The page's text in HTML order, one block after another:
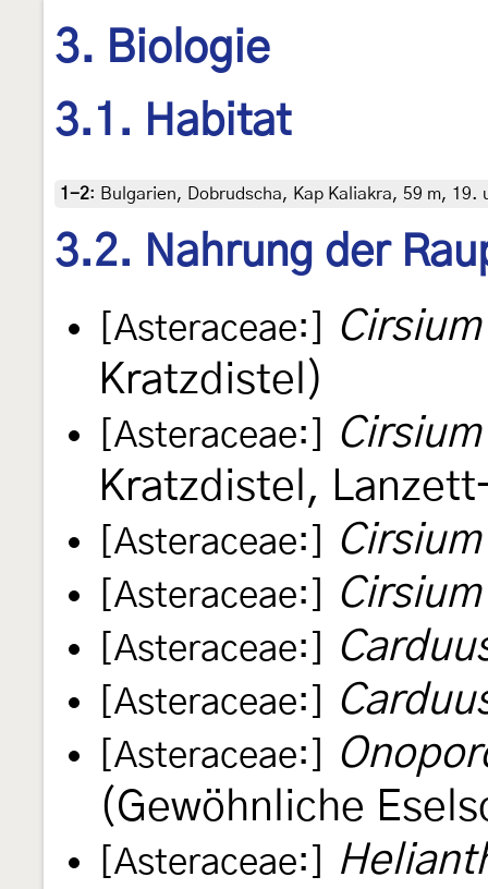
3. Biologie
3.1. Habitat
1-2: Bulgarien, Dobrudscha, Kap Kaliakra, 59 m,
3.2. Nahrung der
[Asteraceae:]
Kratzdistel)
[Asteraceae:]
Kratzdistel,
[Asteraceae:]
[Asteraceae:]
[Asteraceae:]
[Asteraceae:]
[Asteraceae:]
(Gewöhnliche
[Asteraceae:]